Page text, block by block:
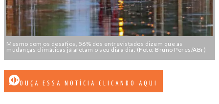
Mesmo com os desafios, 56% dos entrevistados dizem que as
mudanças climáticas já afetam o seu dia a dia. (Foto: Bruno Peres/ABr)
OUÇA ESSA NOTÍCIA CLICANDO AQUI